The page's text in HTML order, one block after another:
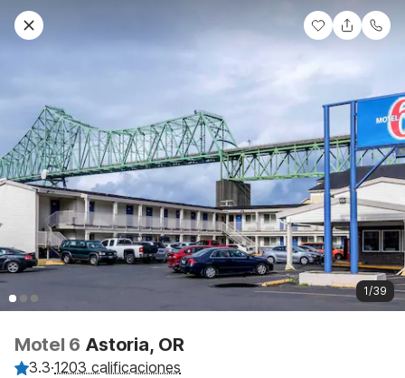
1/39
Motel 6 Astoria, OR
3.3·1203 calificaciones